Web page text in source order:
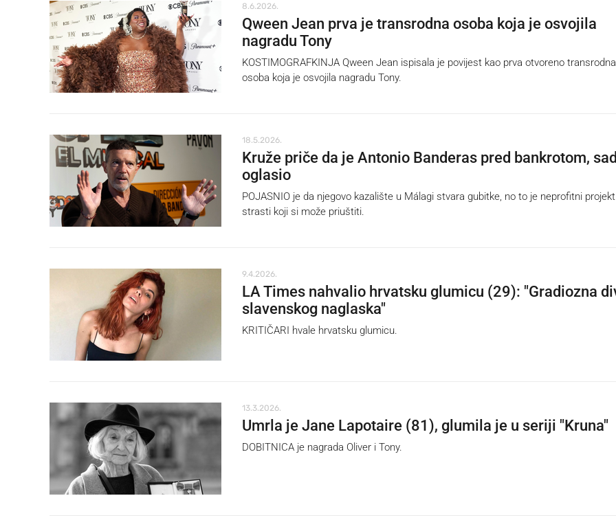
8.6.2026.
Qween Jean prva je transrodna osoba koja je osvojila
nagradu Tony
KOSTIMOGRAFKINJA Qween Jean ispisala je povijest kao prva otvoreno transrodna
osoba koja je osvojila nagradu Tony.
18.5.2026.
Kruže priče da je Antonio Banderas pred bankrotom,
oglasio
POJASNIO je da njegovo kazalište u Málagi stvara gubitke, no to je neprofitni
strasti koji si može priuštiti.
9.4.2026.
LA Times nahvalio hrvatsku glumicu (29): "Gradiozna
slavenskog naglaska"
KRITIČARI hvale hrvatsku glumicu.
13.3.2026.
Umrla je Jane Lapotaire (81), glumila je u seriji "Kruna"
DOBITNICA je nagrada Oliver i Tony.